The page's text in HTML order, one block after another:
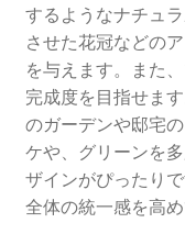
するようなナチュ
させた花冠などの
を与えます。また
完成度を目指せます
のガーデンや邸宅
ケや、グリーンを
ザインがぴったり
全体の統一感を高め